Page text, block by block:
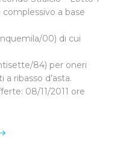
a base
00) di cui
84) per oneri
ribasso d’asta.
08/11/2011 ore